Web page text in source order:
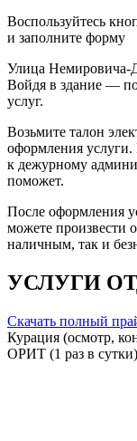
Воспользуйтесь
и заполните форму
Улица Немировича-
Войдя в здание —
услуг.
Возьмите талон
оформления услуги.
к дежурному
поможет.
После оформления
можете произвести
наличным, так и
УСЛУГИ
Скачать полный
Курация (осмотр,
ОРИТ (1 раз в сутки)